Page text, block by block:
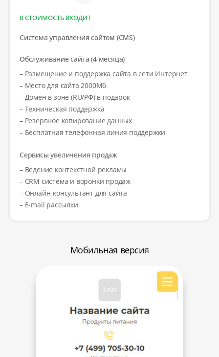
В СТОИМОСТЬ ВХОДИТ
Система управления сайтом (CMS)
Обслуживание сайта (4 месяца)
– Размещение и поддержка сайта в сети Интернет
– Место для сайта 2000Мб
– Домен в зоне (RU/РФ) в подарок
– Техническая поддержка
– Резервное копирование данных
– Бесплатная телефонная линия поддержки
Сервисы увеличения продаж
– Ведение контекстной рекламы
– CRM система и воронки продаж
– Онлайн-консультант для сайта
– E-mail рассылки
Мобильная версия